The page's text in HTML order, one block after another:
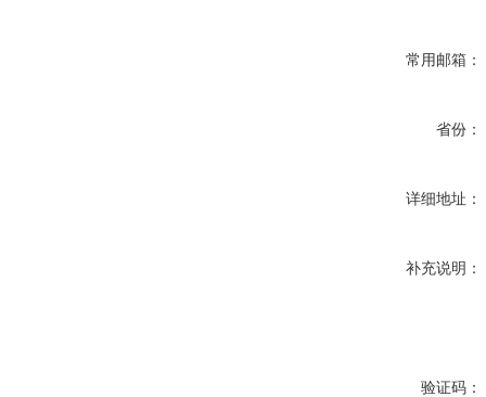
常用邮箱：
省份：
详细地址：
补充说明：
验证码：